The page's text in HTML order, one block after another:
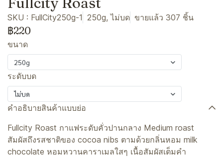
SKU : FullCity250g-1 250g, ไม่บด ขายแล้ว 307 ชิ้น
฿220
ขนาด
250g
ระดับบด
ไม่บด
คำอธิบายสินค้าแบบย่อ
Fullcity Roast กาแฟระดับคั่วปานกลาง Medium roast
สัมผัสถึงรสชาติของ cocoa nibs ตามด้วยกลิ่นหอม milk
chocolate หอมหวานคาราเมลใสๆ เนื้อสัมผัสเต็มคำ